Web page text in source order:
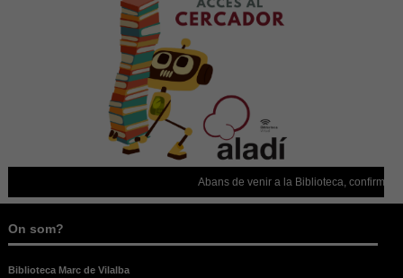
Abans de venir a la Biblioteca, confirmeu
On som?
Biblioteca Marc de Vilalba